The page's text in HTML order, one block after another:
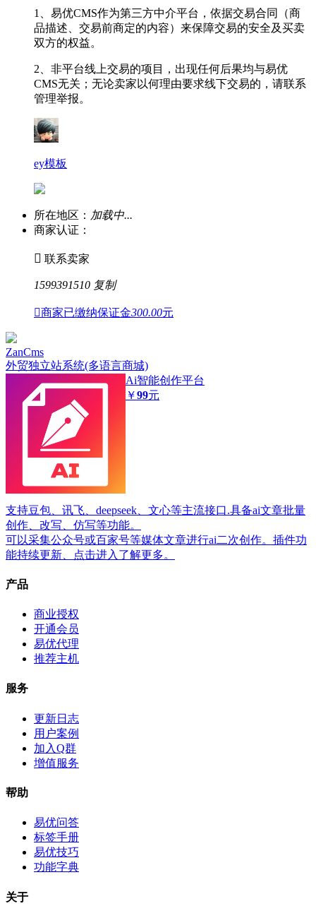
1、易优CMS作为第三方中介平台，依据交易合同（商
品描述、交易前商定的内容）来保障交易的安全及买卖
双方的权益。
2、非平台线上交易的项目，出现任何后果均与易优
CMS无关；无论卖家以何理由要求线下交易的，请联系
管理举报。
ey模板
所在地区： 加载中...
商家认证：
 联系卖家
1599391510 复制
商家已缴纳保证金300.00元
ZanCms
外贸独立站系统(多语言商城)
Ai智能创作平台
￥99元
支持豆包、讯飞、deepseek、文心等主流接口.具备ai文章批量
创作、改写、仿写等功能。
可以采集公众号或百家号等媒体文章进行ai二次创作。插件功
能持续更新、点击进入了解更多。
产品
商业授权
开通会员
易优代理
推荐主机
服务
更新日志
用户案例
加入Q群
增值服务
帮助
易优问答
标签手册
易优技巧
功能字典
关于